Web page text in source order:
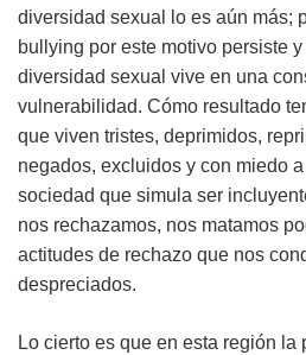
diversidad sexual lo es aún más;
bullying por este motivo persiste
diversidad sexual vive en una
vulnerabilidad. Cómo resultado
que viven tristes, deprimidos,
negados, excluidos y con miedo
sociedad que simula ser
nos rechazamos, nos matamos
actitudes de rechazo que nos
despreciados.
Lo cierto es que en esta región la